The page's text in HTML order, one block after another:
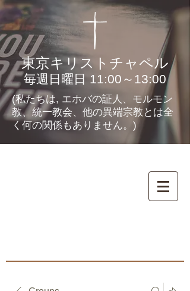
東京キリストチャペル
毎週日曜日 11:00～13:00
(私たちは, エホバの証人、モルモン
教、統一教会、他の異端宗教とは全
く何の関係もありません。)